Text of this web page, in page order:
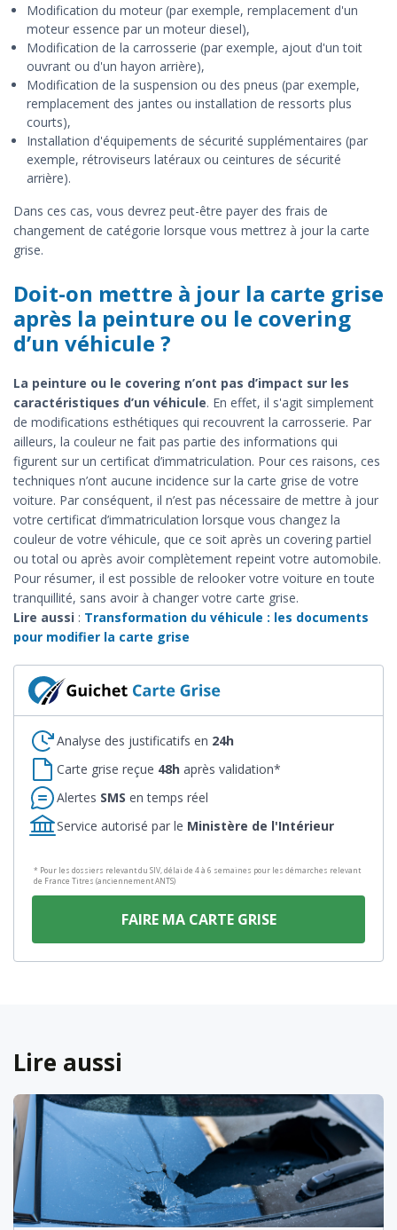
Modification du moteur (par exemple, remplacement d'un
moteur essence par un moteur diesel),
Modification de la carrosserie (par exemple, ajout d'un toit
ouvrant ou d'un hayon arrière),
Modification de la suspension ou des pneus (par exemple,
remplacement des jantes ou installation de ressorts plus
courts),
Installation d'équipements de sécurité supplémentaires (par
exemple, rétroviseurs latéraux ou ceintures de sécurité
arrière).
Dans ces cas, vous devrez peut-être payer des frais de
changement de catégorie lorsque vous mettrez à jour la carte
grise.
Doit-on mettre à jour la carte grise
après la peinture ou le covering
d’un véhicule ?
La peinture ou le covering n’ont pas d’impact sur les
caractéristiques d’un véhicule. En effet, il s'agit simplement
de modifications esthétiques qui recouvrent la carrosserie. Par
ailleurs, la couleur ne fait pas partie des informations qui
figurent sur un certificat d’immatriculation. Pour ces raisons, ces
techniques n’ont aucune incidence sur la carte grise de votre
voiture. Par conséquent, il n’est pas nécessaire de mettre à jour
votre certificat d’immatriculation lorsque vous changez la
couleur de votre véhicule, que ce soit après un covering partiel
ou total ou après avoir complètement repeint votre automobile.
Pour résumer, il est possible de relooker votre voiture en toute
tranquillité, sans avoir à changer votre carte grise.
Lire aussi : Transformation du véhicule : les documents
pour modifier la carte grise
Analyse des justificatifs en 24h
Carte grise reçue 48h après validation*
Alertes SMS en temps réel
Service autorisé par le Ministère de l'Intérieur
* Pour les dossiers relevant du SIV, délai de 4 à 6 semaines pour les démarches relevant
de France Titres (anciennement ANTS)
FAIRE MA CARTE GRISE
Lire aussi